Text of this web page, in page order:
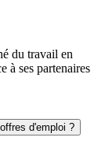
du travail en
à ses partenaires
d'emploi ?